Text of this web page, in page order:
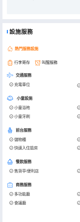
設施服務
熱門服務設施
行李寄存 叫醒服務
交通服務
充電車位
小童設施
小童浴袍
小童牙刷
前台服務
儲物櫃
快速入住退房
餐飲服務
售貨亭/便利店
商務服務
多功能廳
會議廳